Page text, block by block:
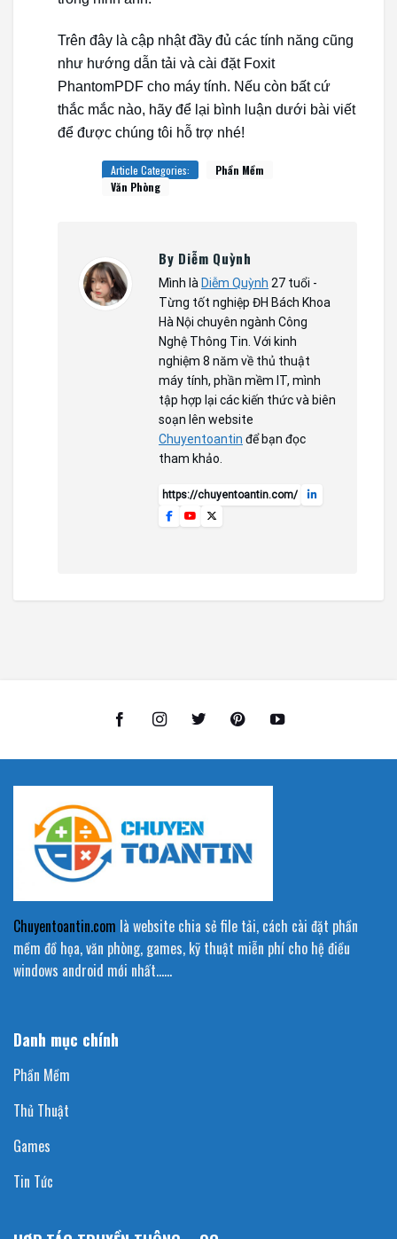
Trên đây là cập nhật đầy đủ các tính năng cũng
như hướng dẫn tải và cài đặt Foxit
PhantomPDF cho máy tính. Nếu còn bất cứ
thắc mắc nào, hãy để lại bình luận dưới bài viết
để được chúng tôi hỗ trợ nhé!
Article Categories:
Phần Mềm
Văn Phòng
By Diễm Quỳnh
Mình là Diễm Quỳnh 27 tuổi -
Từng tốt nghiệp ĐH Bách Khoa
Hà Nội chuyên ngành Công
Nghệ Thông Tin. Với kinh
nghiệm 8 năm về thủ thuật
máy tính, phần mềm IT, mình
tập hợp lại các kiến thức và biên
soạn lên website
Chuyentoantin để bạn đọc
tham khảo.
https://chuyentoantin.com/
Chuyentoantin.com là website chia sẻ file tải, cách cài đặt phần
mềm đồ họa, văn phòng, games, kỹ thuật miễn phí cho hệ điều
windows android mới nhất……
Danh mục chính
Phần Mềm
Thủ Thuật
Games
Tin Tức